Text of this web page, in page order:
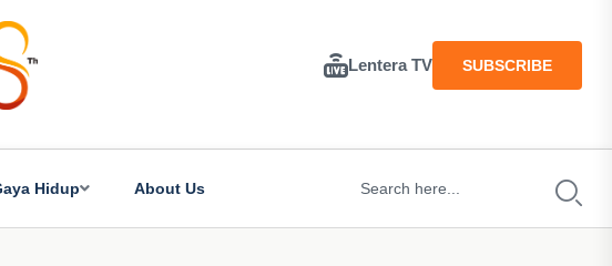
Lentera TV SUBSCRIBE
Hidup About Us